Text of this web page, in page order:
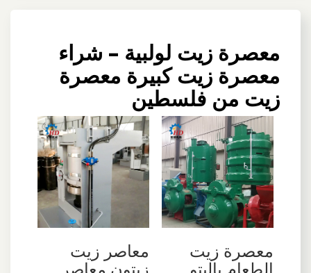
معصرة زيت لولبية – شراء
معصرة زيت كبيرة معصرة
زيت من فلسطين
معصرة زيت معاصر زيت